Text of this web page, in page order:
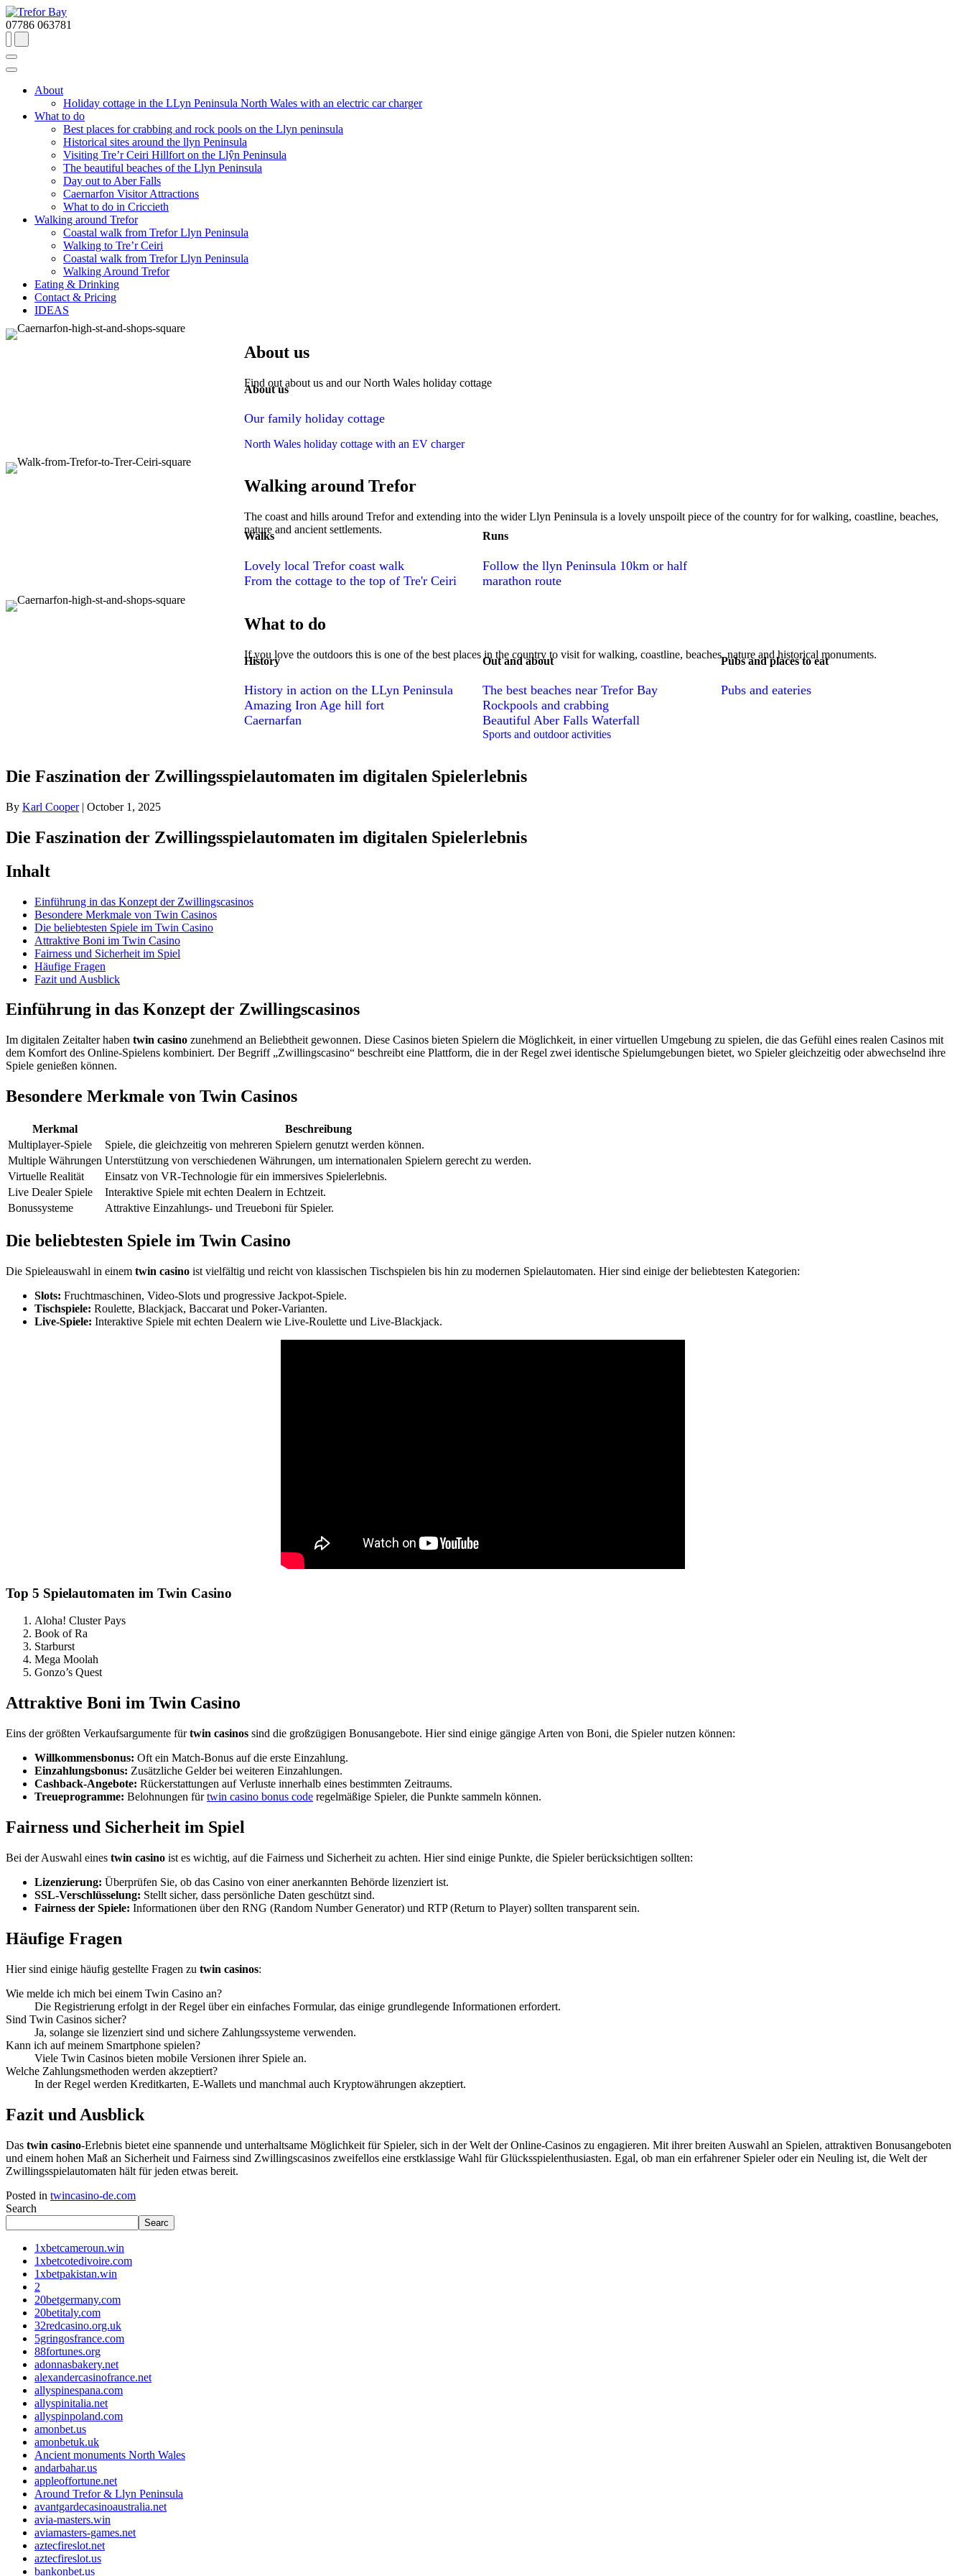
07786 063781
About
Holiday cottage in the LLyn Peninsula North Wales with an electric car charger
What to do
Best places for crabbing and rock pools on the Llyn peninsula
Historical sites around the llyn Peninsula
Visiting Tre’r Ceiri Hillfort on the Llŷn Peninsula
The beautiful beaches of the Llyn Peninsula
Day out to Aber Falls
Caernarfon Visitor Attractions
What to do in Criccieth
Walking around Trefor
Coastal walk from Trefor Llyn Peninsula
Walking to Tre’r Ceiri
Coastal walk from Trefor Llyn Peninsula
Walking Around Trefor
Eating & Drinking
Contact & Pricing
IDEAS
About us
Find out about us and our North Wales holiday cottage
About us
Our family holiday cottage
North Wales holiday cottage with an EV charger
Walking around Trefor
The coast and hills around Trefor and extending into the wider Llyn Peninsula is a lovely unspoilt piece of the country for for walking, coastline, beaches,
nature and ancient settlements.
Walks
Lovely local Trefor coast walk
From the cottage to the top of Tre'r Ceiri
Runs
Follow the llyn Peninsula 10km or half
marathon route
What to do
If you love the outdoors this is one of the best places in the country to visit for walking, coastline, beaches, nature and historical monuments.
History
History in action on the LLyn Peninsula
Amazing Iron Age hill fort
Caernarfan
Out and about
The best beaches near Trefor Bay
Rockpools and crabbing
Beautiful Aber Falls Waterfall
Sports and outdoor activities
Pubs and places to eat
Pubs and eateries
Die Faszination der Zwillingsspielautomaten im digitalen Spielerlebnis
By Karl Cooper| October 1, 2025
Die Faszination der Zwillingsspielautomaten im digitalen Spielerlebnis
Inhalt
Einführung in das Konzept der Zwillingscasinos
Besondere Merkmale von Twin Casinos
Die beliebtesten Spiele im Twin Casino
Attraktive Boni im Twin Casino
Fairness und Sicherheit im Spiel
Häufige Fragen
Fazit und Ausblick
Einführung in das Konzept der Zwillingscasinos
Im digitalen Zeitalter haben twin casino zunehmend an Beliebtheit gewonnen. Diese Casinos bieten Spielern die Möglichkeit, in einer virtuellen Umgebung zu spielen, die das Gefühl eines realen Casinos mit
dem Komfort des Online-Spielens kombiniert. Der Begriff „Zwillingscasino“ beschreibt eine Plattform, die in der Regel zwei identische Spielumgebungen bietet, wo Spieler gleichzeitig oder abwechselnd ihre
Spiele genießen können.
Besondere Merkmale von Twin Casinos
Merkmal
Beschreibung
Multiplayer-Spiele
Spiele, die gleichzeitig von mehreren Spielern genutzt werden können.
Multiple Währungen Unterstützung von verschiedenen Währungen, um internationalen Spielern gerecht zu werden.
Virtuelle Realität
Einsatz von VR-Technologie für ein immersives Spielerlebnis.
Live Dealer Spiele
Interaktive Spiele mit echten Dealern in Echtzeit.
Bonussysteme
Attraktive Einzahlungs- und Treueboni für Spieler.
Die beliebtesten Spiele im Twin Casino
Die Spieleauswahl in einem twin casino ist vielfältig und reicht von klassischen Tischspielen bis hin zu modernen Spielautomaten. Hier sind einige der beliebtesten Kategorien:
Slots: Fruchtmaschinen, Video-Slots und progressive Jackpot-Spiele.
Tischspiele: Roulette, Blackjack, Baccarat und Poker-Varianten.
Live-Spiele: Interaktive Spiele mit echten Dealern wie Live-Roulette und Live-Blackjack.
Top 5 Spielautomaten im Twin Casino
Aloha! Cluster Pays
Book of Ra
Starburst
Mega Moolah
Gonzo’s Quest
Attraktive Boni im Twin Casino
Eins der größten Verkaufsargumente fürtwin casinos sind die großzügigen Bonusangebote. Hier sind einige gängige Arten von Boni, die Spieler nutzen können:
Willkommensbonus: Oft ein Match-Bonus auf die erste Einzahlung.
Einzahlungsbonus: Zusätzliche Gelder bei weiteren Einzahlungen.
Cashback-Angebote: Rückerstattungen auf Verluste innerhalb eines bestimmten Zeitraums.
Treueprogramme: Belohnungen fürtwin casino bonus code regelmäßige Spieler, die Punkte sammeln können.
Fairness und Sicherheit im Spiel
Bei der Auswahl eines twin casino ist es wichtig, auf die Fairness und Sicherheit zu achten. Hier sind einige Punkte, die Spieler berücksichtigen sollten:
Lizenzierung: Überprüfen Sie, ob das Casino von einer anerkannten Behörde lizenziert ist.
SSL-Verschlüsselung: Stellt sicher, dass persönliche Daten geschützt sind.
Fairness der Spiele: Informationen über den RNG (Random Number Generator) und RTP (Return to Player) sollten transparent sein.
Häufige Fragen
Hier sind einige häufig gestellte Fragen zu twin casinos:
Wie melde ich mich bei einem Twin Casino an?
Die Registrierung erfolgt in der Regel über ein einfaches Formular, das einige grundlegende Informationen erfordert.
Sind Twin Casinos sicher?
Ja, solange sie lizenziert sind und sichere Zahlungssysteme verwenden.
Kann ich auf meinem Smartphone spielen?
Viele Twin Casinos bieten mobile Versionen ihrer Spiele an.
Welche Zahlungsmethoden werden akzeptiert?
In der Regel werden Kreditkarten, E-Wallets und manchmal auch Kryptowährungen akzeptiert.
Fazit und Ausblick
Das twin casino-Erlebnis bietet eine spannende und unterhaltsame Möglichkeit für Spieler, sich in der Welt der Online-Casinos zu engagieren. Mit ihrer breiten Auswahl an Spielen, attraktiven Bonusangeboten
und einem hohen Maß an Sicherheit und Fairness sind Zwillingscasinos zweifellos eine erstklassige Wahl für Glücksspielenthusiasten. Egal, ob man ein erfahrener Spieler oder ein Neuling ist, die Welt der
Zwillingsspielautomaten hält für jeden etwas bereit.
Posted in twincasino-de.com
Search
Searc
1xbetcameroun.win
1xbetcotedivoire.com
1xbetpakistan.win
2
20betgermany.com
20betitaly.com
32redcasino.org.uk
5gringosfrance.com
88fortunes.org
adonnasbakery.net
alexandercasinofrance.net
allyspinespana.com
allyspinitalia.net
allyspinpoland.com
amonbet.us
amonbetuk.uk
Ancient monuments North Wales
andarbahar.us
appleoffortune.net
Around Trefor & Llyn Peninsula
avantgardecasinoaustralia.net
avia-masters.win
aviamasters-games.net
aztecfireslot.net
aztecfireslot.us
bankonbet.us